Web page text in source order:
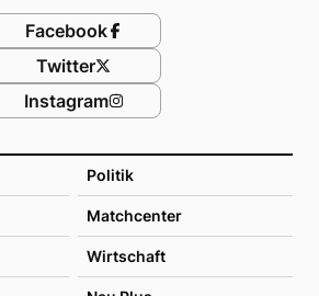
Politik
Matchcenter
Wirtschaft
Facebook
Twitter
Instagram